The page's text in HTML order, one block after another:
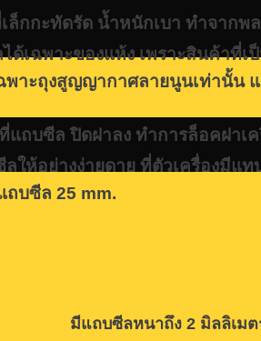
ล็กกะทัดรัด น้ำหนักเบา ทำจา
ด้เฉพาะของแห้ง เพราะสินค้าที่
าะถุงสูญญากาศลายนูนเท่านั้น
ถบซีล ปิดฝาลง ทำการล็อคฝาเ
ลให้อย่างง่ายดาย ที่ตัวเครื่องมี
ถบซีล 25 mm.
มีแถบซีลหนาถึง 2 มิลลิเม